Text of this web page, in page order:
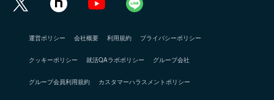
運営ポリシー 会社概要 利用規約 プライバシーポリシー
クッキーポリシー 就活QAラボポリシー グループ会社
グループ会員利用規約 カスタマーハラスメントポリシー